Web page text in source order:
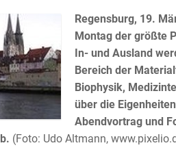
Regensburg, 19.
Montag der größte
In- und Ausland
Bereich der
Biophysik,
über die
Abendvortrag und
(Foto: Udo Altmann,